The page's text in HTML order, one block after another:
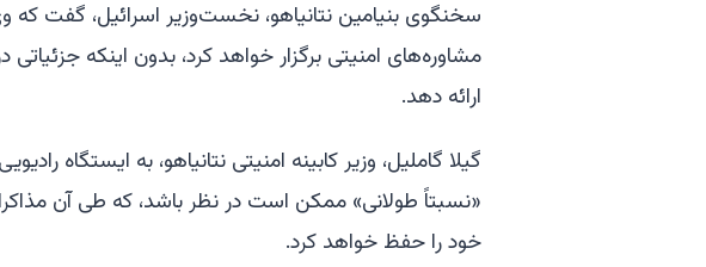
سخنگوی بنیامین نتانیاهو، نخست‌وزیر اسرائیل، گفت که
مشاوره‌های امنیتی برگزار خواهد کرد، بدون اینکه
ارائه دهد.
«نسبتاً طولانی» ممکن است در نظر باشد، که طی آن
خود را حفظ خواهد کرد.